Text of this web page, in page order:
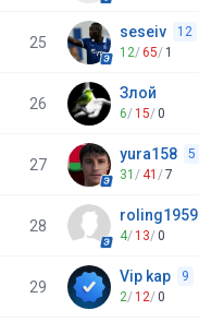
25
seseiv 12
12/65/ 1
26
Злой
6/ 15/0
27
yura158 5
31 / 41 /7
28
roling1959
4/ 13/0
29
Vip kap 9
2/ 12/0